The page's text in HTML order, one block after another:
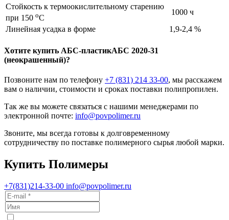
Стойкость к термоокислительному старению
при 150 оС
1000 ч
Линейная усадка в форме
1,9-2,4 %
Хотите купить АБС-пластикАБС 2020-31
(неокрашенный)?
Позвоните нам по телефону +7 (831) 214 33-00, мы расскажем
вам о наличии, стоимости и сроках поставки полипропилен.
Так же вы можете связаться с нашими менеджерами по
электронной почте: info@povpolimer.ru
Звоните, мы всегда готовы к долговременному
сотрудничеству по поставке полимерного сырья любой марки.
Купить Полимеры
+7(831)214-33-00 info@povpolimer.ru